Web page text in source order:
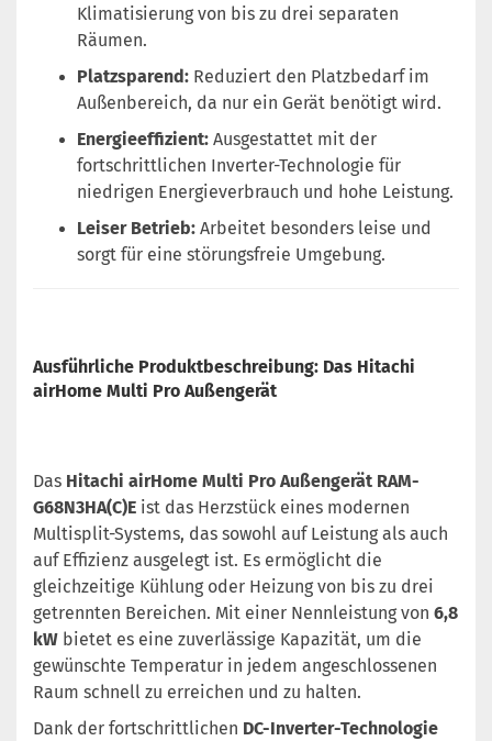
Klimatisierung von bis zu drei separaten
Räumen.
Platzsparend: Reduziert den Platzbedarf im
Außenbereich, da nur ein Gerät benötigt wird.
Energieeffizient: Ausgestattet mit der
fortschrittlichen Inverter-Technologie für
niedrigen Energieverbrauch und hohe Leistung.
Leiser Betrieb: Arbeitet besonders leise und
sorgt für eine störungsfreie Umgebung.
Ausführliche Produktbeschreibung: Das Hitachi
airHome Multi Pro Außengerät
Das Hitachi airHome Multi Pro Außengerät RAM-
G68N3HA(C)E ist das Herzstück eines modernen
Multisplit-Systems, das sowohl auf Leistung als auch
auf Effizienz ausgelegt ist. Es ermöglicht die
gleichzeitige Kühlung oder Heizung von bis zu drei
getrennten Bereichen. Mit einer Nennleistung von 6,8
kW bietet es eine zuverlässige Kapazität, um die
gewünschte Temperatur in jedem angeschlossenen
Raum schnell zu erreichen und zu halten.
Dank der fortschrittlichen DC-Inverter-Technologie